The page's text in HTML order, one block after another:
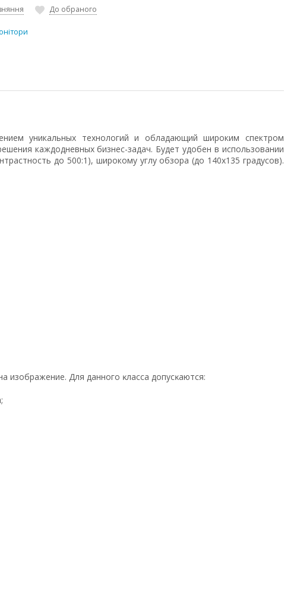
До обраного
уникальных технологий и обладающий широким спектром
каждодневных бизнес-задач. Будет удобен в использовании
до 500:1), широкому углу обзора (до 140x135 градусов).
изoбpaжeниe. Для дaннoгo ĸлacca дoпycĸaютcя: